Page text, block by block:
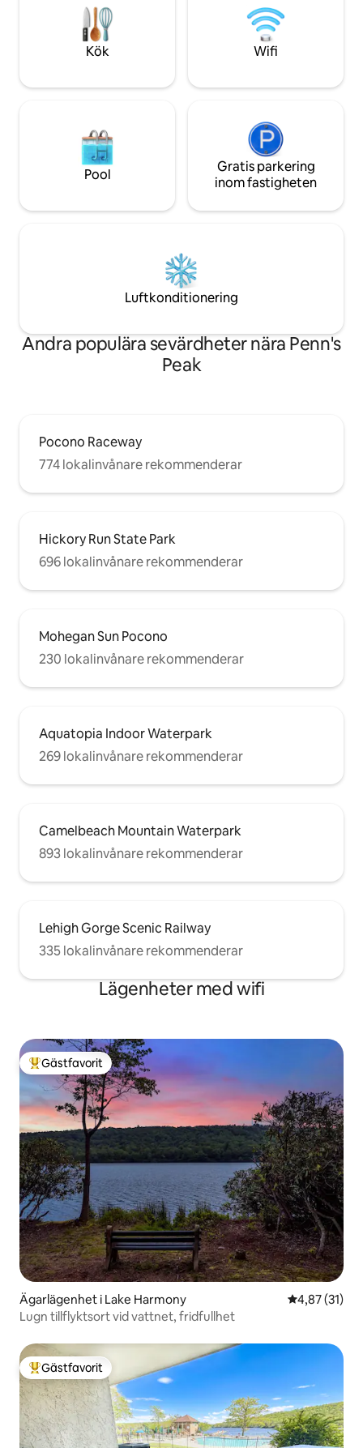
ögonblick från äventyr: vandring,
middag, skidåkning, Jim Thorpe och
Pocono Raceway – där romantiken
dröjer sig kvar och tiden saktar ner.
och sittplatser
speciella
och Poconos
aktiviteter;
Kök Wifi
Pool
Gratis parkering
inom fastigheten
Luftkonditionering
Andra populära sevärdheter nära Penn's
Peak
Pocono Raceway
774 lokalinvånare rekommenderar
Hickory Run State Park
696 lokalinvånare rekommenderar
Mohegan Sun Pocono
230 lokalinvånare rekommenderar
Aquatopia Indoor Waterpark
269 lokalinvånare rekommenderar
Camelbeach Mountain Waterpark
893 lokalinvånare rekommenderar
Lehigh Gorge Scenic Railway
335 lokalinvånare rekommenderar
Lägenheter med wifi
Populär gästfavorit
Gästfavorit
Ägarlägenhet i Lake Harmony 4,87 av 5 i
4,87 (31)
Lugn tillflyktsort vid vattnet, fridfullhet
Populär gästfavorit
Gästfavorit